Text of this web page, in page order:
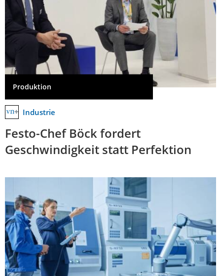
Produktion
Industrie
Festo-Chef Böck fordert
Geschwindigkeit statt Perfektion